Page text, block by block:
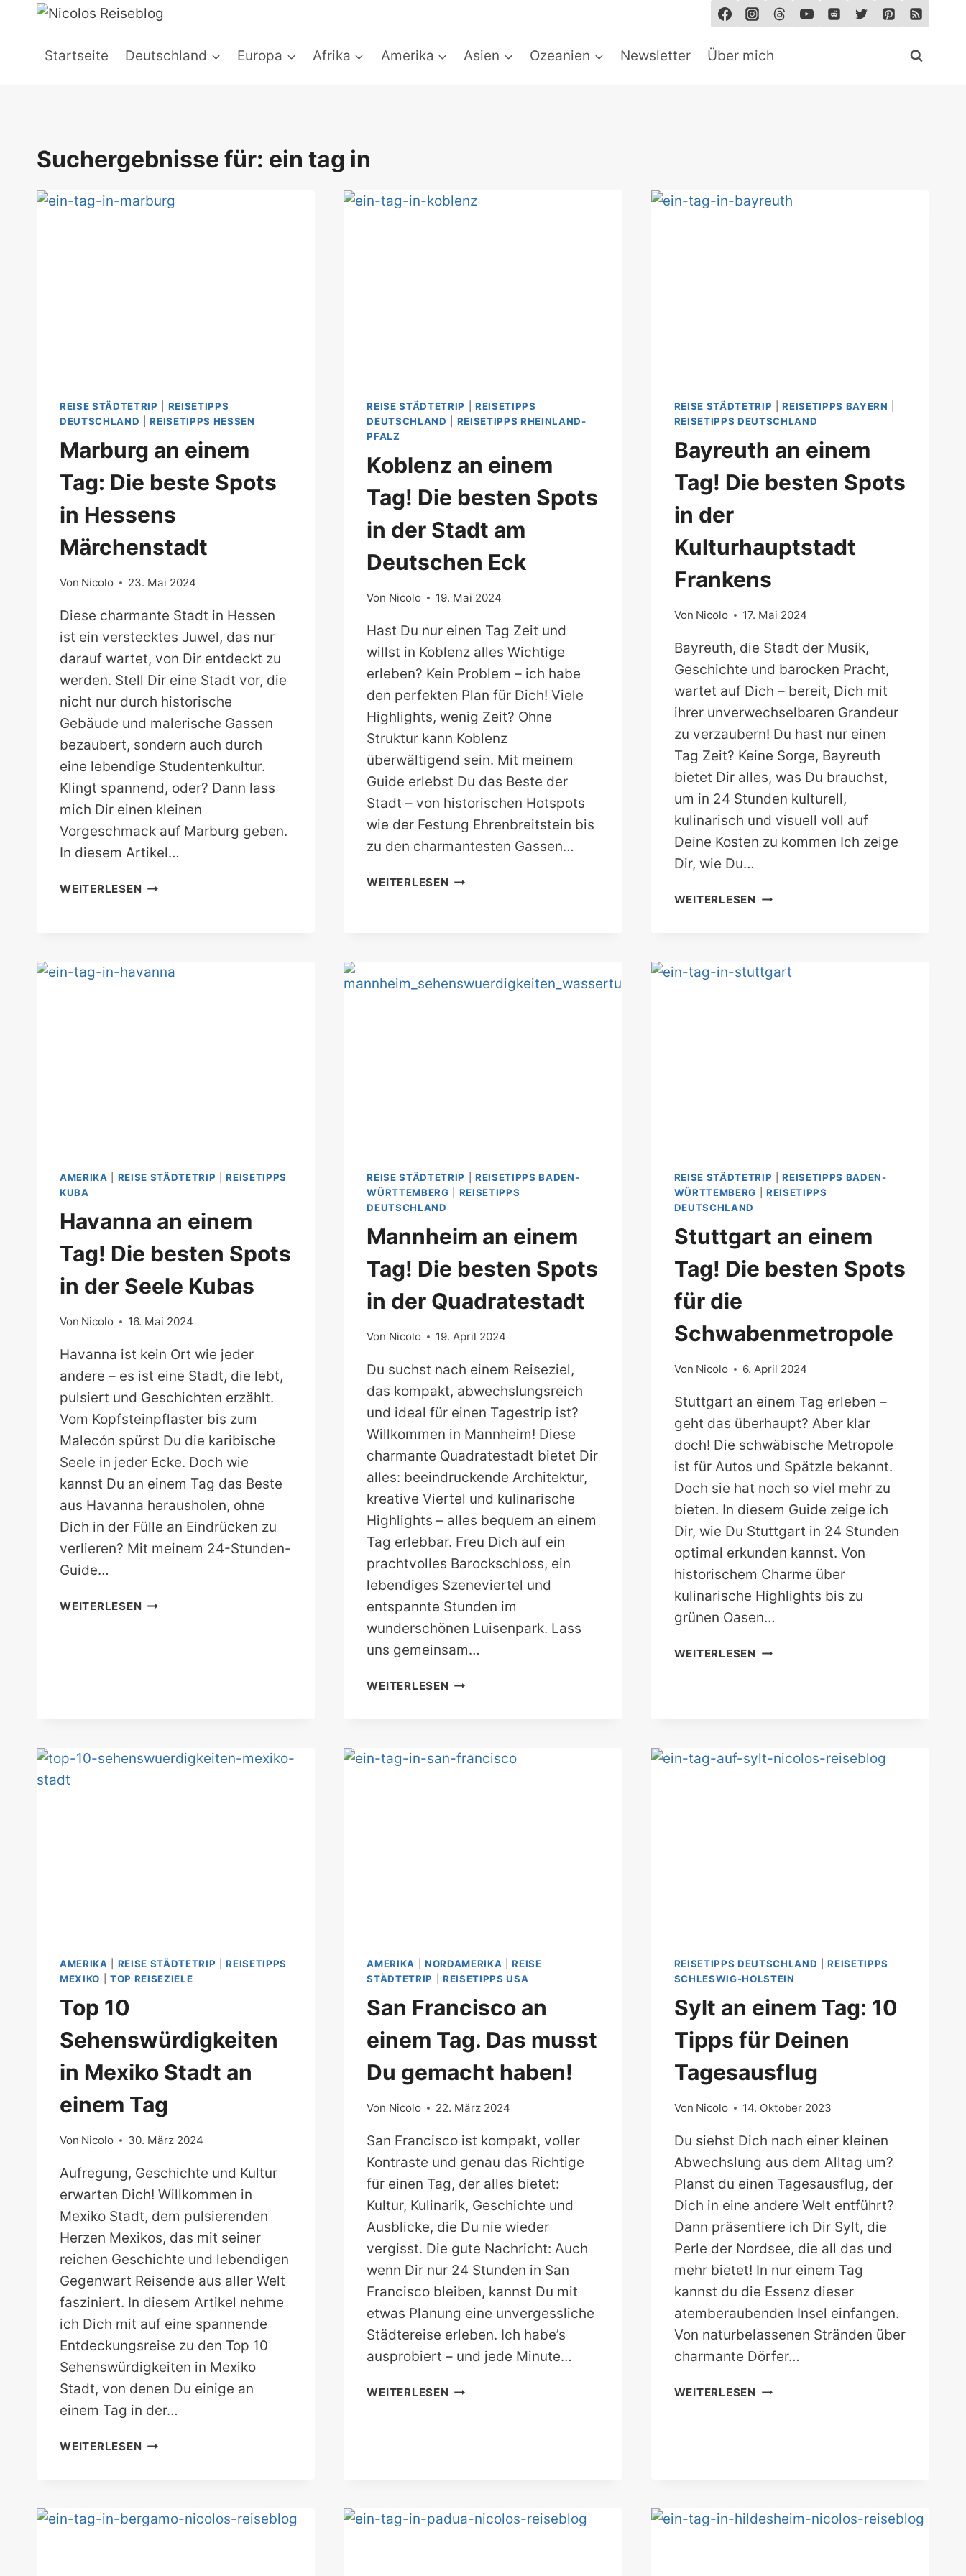
springenStartseite Deutschland Europa Afrika Amerika Asien Ozeanien Newsletter Über mich
Suchergebnisse für: ein tag in
REISE STÄDTETRIP
REISETIPPS
DEUTSCHLAND |REISETIPPS HESSEN
Marburg an einem
Tag: Die beste Spots
in Hessens
Märchenstadt
Von Nicolo 23. Mai 2024
Diese charmante Stadt in Hessen
ist ein verstecktes Juwel, das nur
darauf wartet, von Dir entdeckt zu
werden. Stell Dir eine Stadt vor, die
nicht nur durch historische
Gebäude und malerische Gassen
bezaubert, sondern auch durch
eine lebendige Studentenkultur.
Klingt spannend, oder? Dann lass
mich Dir einen kleinen
Vorgeschmack auf Marburg geben.
In diesem Artikel…
WEITERLESENMARBURG
BESTE
REISE STÄDTETRIP
REISETIPPS
DEUTSCHLAND
REISETIPPS RHEINLAND-
PFALZ
Koblenz an einem
Tag! Die besten Spots
in der Stadt am
Deutschen Eck
Von Nicolo 19. Mai 2024
Hast Du nur einen Tag Zeit und
willst in Koblenz alles Wichtige
erleben? Kein Problem – ich habe
den perfekten Plan für Dich! Viele
Highlights, wenig Zeit? Ohne
Struktur kann Koblenz
überwältigend sein. Mit meinem
Guide erlebst Du das Beste der
Stadt – von historischen Hotspots
wie der Festung Ehrenbreitstein bis
zu den charmantesten Gassen…
WEITERLESENKOBLENZ
SPOTS
REISE STÄDTETRIP |REISETIPPS BAYERN
REISETIPPS DEUTSCHLAND
Bayreuth an einem
Tag! Die besten Spots
in der
Kulturhauptstadt
Frankens
Von Nicolo 17. Mai 2024
Bayreuth, die Stadt der Musik,
Geschichte und barocken Pracht,
wartet auf Dich – bereit, Dich mit
ihrer unverwechselbaren Grandeur
zu verzaubern! Du hast nur einen
Tag Zeit? Keine Sorge, Bayreuth
bietet Dir alles, was Du brauchst,
um in 24 Stunden kulturell,
kulinarisch und visuell voll auf
Deine Kosten zu kommen Ich zeige
Dir, wie Du…
WEITERLESEN BAYREUTH
DIE
BESTEN
AMERIKA REISE STÄDTETRIP |REISETIPPS
KUBA
Havanna an einem
Tag! Die besten Spots
in der Seele Kubas
Von Nicolo 16. Mai 2024
Havanna ist kein Ort wie jeder
andere – es ist eine Stadt, die lebt,
pulsiert und Geschichten erzählt.
Vom Kopfsteinpflaster bis zum
Malecón spürst Du die karibische
Seele in jeder Ecke. Doch wie
kannst Du an einem Tag das Beste
aus Havanna herausholen, ohne
Dich in der Fülle an Eindrücken zu
verlieren? Mit meinem 24-Stunden-
Guide…
WEITERLESENHAVANNA
SEELE
REISE STÄDTETRIP
REISETIPPS BADEN-
WÜRTTEMBERG
REISETIPPS
DEUTSCHLAND
Mannheim an einem
Tag! Die besten Spots
in der Quadratestadt
Von Nicolo 19. April 2024
Du suchst nach einem Reiseziel,
das kompakt, abwechslungsreich
und ideal für einen Tagestrip ist?
Willkommen in Mannheim! Diese
charmante Quadratestadt bietet Dir
alles: beeindruckende Architektur,
kreative Viertel und kulinarische
Highlights – alles bequem an einem
Tag erlebbar. Freu Dich auf ein
prachtvolles Barockschloss, ein
lebendiges Szeneviertel und
entspannte Stunden im
wunderschönen Luisenpark. Lass
uns gemeinsam…
WEITERLESENMANNHEIM
DIE
BESTEN
REISE STÄDTETRIP |REISETIPPS BADEN-
WÜRTTEMBERG
REISETIPPS
DEUTSCHLAND
Stuttgart an einem
Tag! Die besten Spots
für die
Schwabenmetropole
Von Nicolo 6. April 2024
Stuttgart an einem Tag erleben –
geht das überhaupt? Aber klar
doch! Die schwäbische Metropole
ist für Autos und Spätzle bekannt.
Doch sie hat noch so viel mehr zu
bieten. In diesem Guide zeige ich
Dir, wie Du Stuttgart in 24 Stunden
optimal erkunden kannst. Von
historischem Charme über
kulinarische Highlights bis zu
grünen Oasen…
WEITERLESEN STUTTGART
SPOTS
AMERIKA REISE STÄDTETRIP |REISETIPPS
MEXIKO
TOP REISEZIELE
Top 10
Sehenswürdigkeiten
in Mexiko Stadt an
einem Tag
Von Nicolo 30. März 2024
Aufregung, Geschichte und Kultur
erwarten Dich! Willkommen in
Mexiko Stadt, dem pulsierenden
Herzen Mexikos, das mit seiner
reichen Geschichte und lebendigen
Gegenwart Reisende aus aller Welt
fasziniert. In diesem Artikel nehme
ich Dich mit auf eine spannende
Entdeckungsreise zu den Top 10
Sehenswürdigkeiten in Mexiko
Stadt, von denen Du einige an
einem Tag in der…
WEITERLESENTOP
STADT
AMERIKA NORDAMERIKA |REISE
STÄDTETRIP
REISETIPPS USA
San Francisco an
einem Tag. Das musst
Du gemacht haben!
Von Nicolo 22. März 2024
San Francisco ist kompakt, voller
Kontraste und genau das Richtige
für einen Tag, der alles bietet:
Kultur, Kulinarik, Geschichte und
Ausblicke, die Du nie wieder
vergisst. Die gute Nachricht: Auch
wenn Dir nur 24 Stunden in San
Francisco bleiben, kannst Du mit
etwas Planung eine unvergessliche
Städtereise erleben. Ich habe’s
ausprobiert – und jede Minute…
WEITERLESENSAN
GEMACHT
REISETIPPS DEUTSCHLAND |REISETIPPS
SCHLESWIG-HOLSTEIN
Sylt an einem Tag: 10
Tipps für Deinen
Tagesausflug
Von Nicolo 14. Oktober 2023
Du siehst Dich nach einer kleinen
Abwechslung aus dem Alltag um?
Planst du einen Tagesausflug, der
Dich in eine andere Welt entführt?
Dann präsentiere ich Dir Sylt, die
Perle der Nordsee, die all das und
mehr bietet! In nur einem Tag
kannst du die Essenz dieser
atemberaubenden Insel einfangen.
Von naturbelassenen Stränden über
charmante Dörfer…
WEITERLESEN SYLT
DEINEN
TAGESAUSFLUG